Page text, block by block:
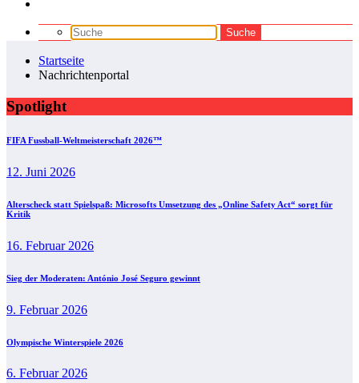
Startseite
Nachrichtenportal
Spotlight
FIFA Fussball-Weltmeisterschaft 2026™
12. Juni 2026
Alterscheck statt Spielspaß: Microsofts Umsetzung des „Online Safety Act“ sorgt für
Kritik
16. Februar 2026
Sieg der Moderaten: António José Seguro gewinnt
9. Februar 2026
Olympische Winterspiele 2026
6. Februar 2026